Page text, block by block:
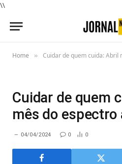
\\
Home » Cuidar de quem cuida: Abril
Cuidar de quem
mês do
04/04/2024 0 0